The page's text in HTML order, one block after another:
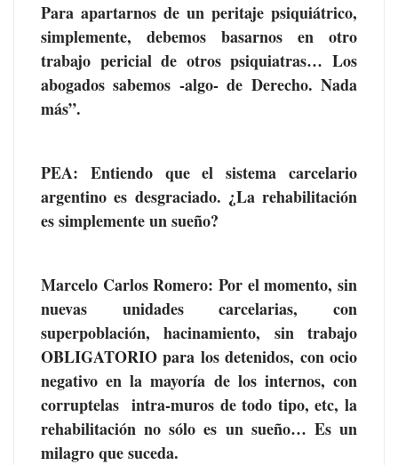
Para apartarnos de un peritaje psiquiátrico,
simplemente, debemos basarnos en otro
trabajo pericial de otros psiquiatras… Los
abogados sabemos -algo- de Derecho. Nada
más”.
PEA: Entiendo que el sistema carcelario
argentino es desgraciado. ¿La rehabilitación
es simplemente un sueño?
Marcelo Carlos Romero: Por el momento, sin
nuevas unidades carcelarias, con
superpoblación, hacinamiento, sin trabajo
OBLIGATORIO para los detenidos, con ocio
negativo en la mayoría de los internos, con
corruptelas intra-muros de todo tipo, etc, la
rehabilitación no sólo es un sueño… Es un
milagro que suceda.